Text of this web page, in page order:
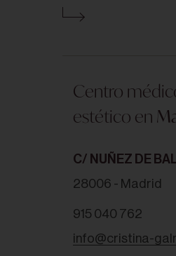
Centro
estético en
C/ NUÑEZ DE
28006 - Madrid
915 040 762
info@cristina-